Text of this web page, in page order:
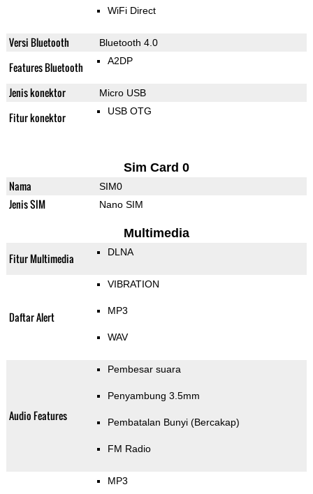
WiFi Direct
Versi Bluetooth Bluetooth 4.0
Features Bluetooth A2DP
Jenis konektor Micro USB
Fitur konektor USB OTG
Sim Card 0
Nama SIM0
Jenis SIM Nano SIM
Multimedia
Fitur Multimedia DLNA
Daftar Alert
VIBRATION
MP3
WAV
Audio Features
Pembesar suara
Penyambung 3.5mm
Pembatalan Bunyi (Bercakap)
FM Radio
MP3